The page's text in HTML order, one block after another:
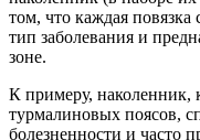
том, что каждая
тип заболевания и
зоне.
К примеру, наколенник,
турмалиновых поясов,
болезненности и часто